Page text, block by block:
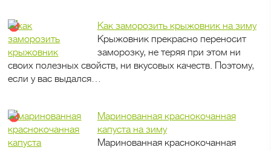
Как заморозить крыжовник на зиму
Крыжовник прекрасно переносит
заморозку, не теряя при этом ни
своих полезных свойств, ни вкусовых качеств. Поэтому,
если у вас выдался…
Маринованная краснокочанная
капуста на зиму
Маринованная краснокочанная